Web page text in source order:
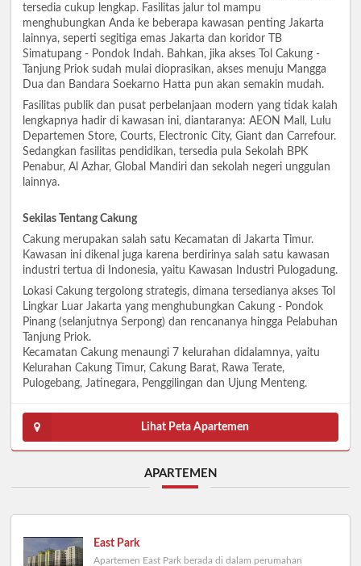
tersedia cukup lengkap. Fasilitas jalur tol mampu
menghubungkan Anda ke beberapa kawasan penting Jakarta
lainnya, seperti segitiga emas Jakarta dan koridor TB
Simatupang - Pondok Indah. Bahkan, jika akses Tol Cakung -
Tanjung Priok sudah mulai dioprasikan, akses menuju Mangga
Dua dan Bandara Soekarno Hatta pun akan semakin mudah.
Fasilitas publik dan pusat perbelanjaan modern yang tidak kalah
lengkapnya hadir di kawasan ini, diantaranya: AEON Mall, Lulu
Departemen Store, Courts, Electronic City, Giant dan Carrefour.
Sedangkan fasilitas pendidikan, tersedia pula Sekolah BPK
Penabur, Al Azhar, Global Mandiri dan sekolah negeri unggulan
lainnya.
Sekilas Tentang Cakung
Cakung merupakan salah satu Kecamatan di Jakarta Timur.
Kawasan ini dikenal juga karena berdirinya salah satu kawasan
industri tertua di Indonesia, yaitu Kawasan Industri Pulogadung.
Lokasi Cakung tergolong strategis, dimana tersedianya akses Tol
Lingkar Luar Jakarta yang menghubungkan Cakung - Pondok
Pinang (selanjutnya Serpong) dan rencananya hingga Pelabuhan
Tanjung Priok.
Kecamatan Cakung menaungi 7 kelurahan didalamnya, yaitu
Kelurahan Cakung Timur, Cakung Barat, Rawa Terate,
Pulogebang, Jatinegara, Penggilingan dan Ujung Menteng.
Lihat Peta Apartemen
APARTEMEN
East Park
Apartemen East Park berada di dalam perumahan